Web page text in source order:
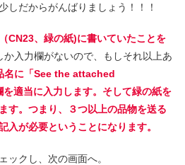
しだからがんばりましょう！！！
CN23、緑の紙)に書いていたことを
か入力欄がないので、もしそれ以上あ
名に「See the attached
適当に入力します。そして緑の紙を
す。つまり、３つ以上の品物を送る
入が必要ということになります。
ックし、次の画面へ。